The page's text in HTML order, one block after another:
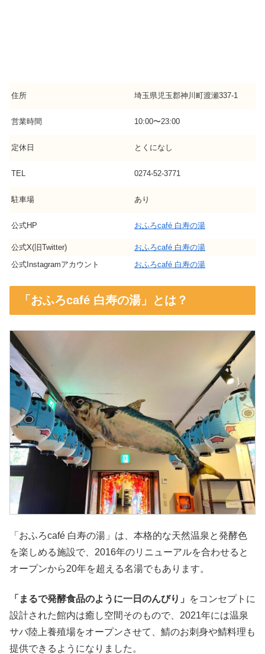
住所 埼玉県児玉郡神川町渡瀬337-1
営業時間 10:00〜23:00
定休日 とくになし
TEL 0274-52-3771
駐車場 あり
公式HP おふろcafé 白寿の湯
公式X(旧Twitter)
おふろcafé 白寿の湯
公式Instagramアカウント
おふろcafé 白寿の湯
「おふろcafé 白寿の湯」とは？
「おふろcafé 白寿の湯」は、本格的な天然温泉と発酵色
を楽しめる施設で、2016年のリニューアルを合わせると
オープンから20年を超える名湯でもあります。
「まるで発酵食品のように一日のんびり」
をコンセプトに
設計された館内は癒し空間そのもので、2021年には温泉
サバ陸上養殖場をオープンさせて、鯖のお刺身や鯖料理も
提供できるようになりました。